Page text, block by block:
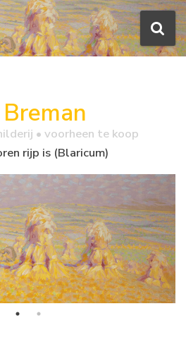
• voorheen te koop
rijp is (Blaricum)